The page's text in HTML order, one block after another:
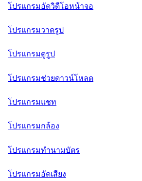
โปรแกรมอัดวิดีโอหน้าจอ
โปรแกรมวาดรูป
โปรแกรมดูรูป
โปรแกรมช่วยดาวน์โหลด
โปรแกรมแชท
โปรแกรมกล้อง
โปรแกรมทำนามบัตร
โปรแกรมอัดเสียง